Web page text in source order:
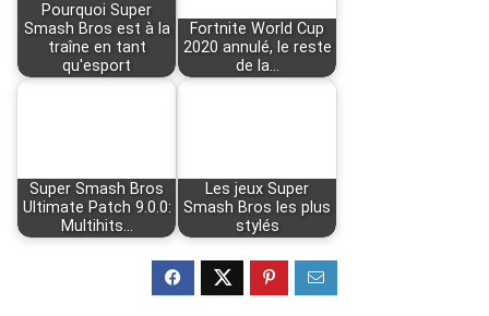
Pourquoi Super
Smash Bros est à la
traîne en tant
qu'esport
Fortnite World Cup
2020 annulé, le reste
de la…
Super Smash Bros
Ultimate Patch 9.0.0:
Multihits…
Les jeux Super
Smash Bros les plus
stylés